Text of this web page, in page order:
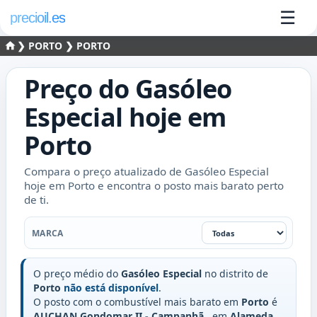
precioil.es ☰
❯ PORTO ❯ PORTO
Preço do Gasóleo
Especial hoje em
Porto
Compara o preço atualizado de Gasóleo Especial
hoje em Porto e encontra o posto mais barato perto
de ti.
Marca
MARCA
O preço médio do Gasóleo Especial no distrito de
Porto não está disponível.
O posto com o combustível mais barato em Porto é